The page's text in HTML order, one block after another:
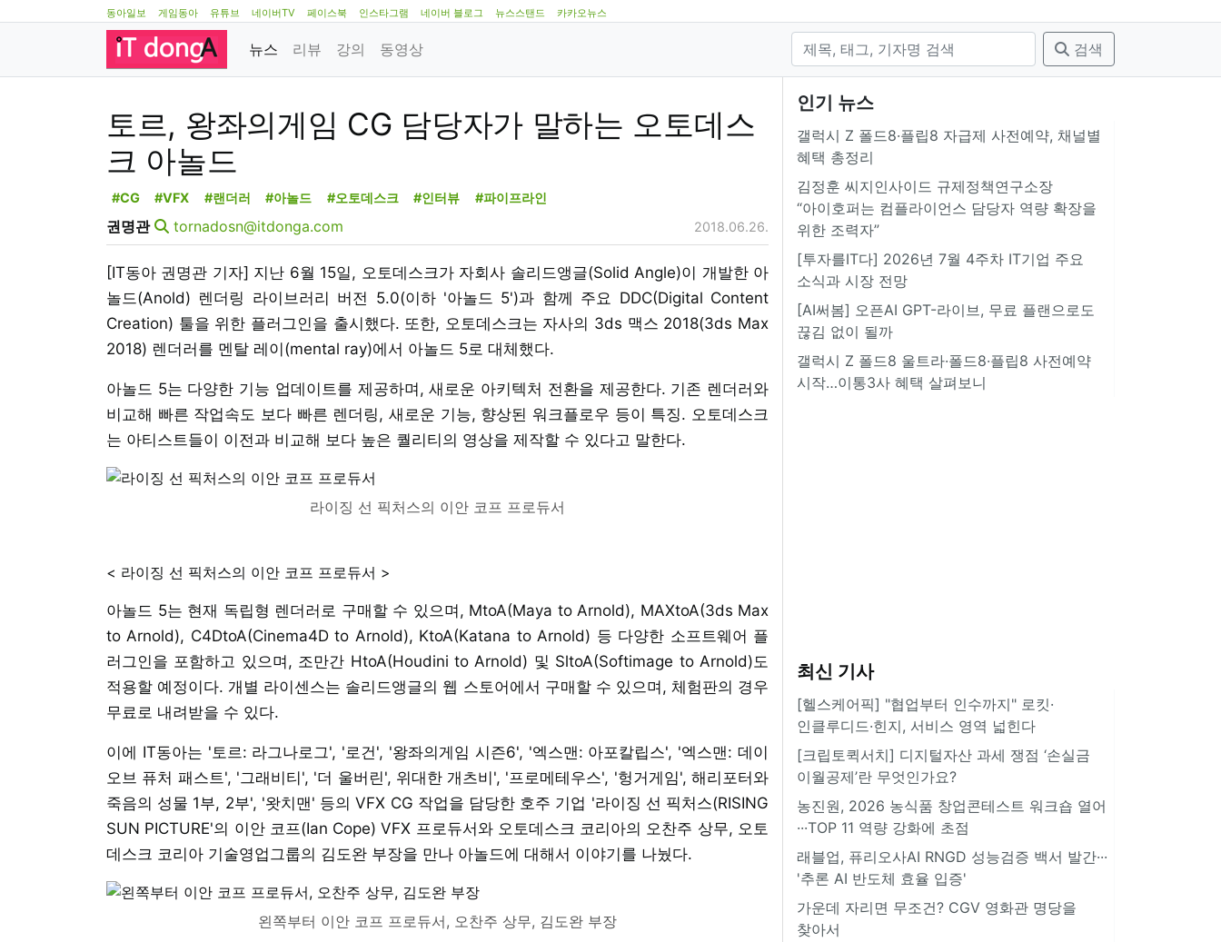
동아일보 게임동아 유튜브 네이버TV 페이스북 인스타그램 네이버 블로그 뉴스스탠드 카카오뉴스
뉴스 리뷰 강의 동영상 검색
토르, 왕좌의게임 CG 담당자가 말하는 오토데스
크 아놀드
#CG #VFX #랜더러 #아놀드 #오토데스크 #인터뷰 #파이프라인
권명관 tornadosn@itdonga.com 2018.06.26.
[IT동아 권명관 기자] 지난 6월 15일, 오토데스크가 자회사 솔리드앵글(Solid Angle)이 개발한 아
놀드(Anold) 렌더링 라이브러리 버전 5.0(이하 '아놀드 5')과 함께 주요 DDC(Digital Content
Creation) 툴을 위한 플러그인을 출시했다. 또한, 오토데스크는 자사의 3ds 맥스 2018(3ds Max
2018) 렌더러를 멘탈 레이(mental ray)에서 아놀드 5로 대체했다.
아놀드 5는 다양한 기능 업데이트를 제공하며, 새로운 아키텍처 전환을 제공한다. 기존 렌더러와
비교해 빠른 작업속도 보다 빠른 렌더링, 새로운 기능, 향상된 워크플로우 등이 특징. 오토데스크
는 아티스트들이 이전과 비교해 보다 높은 퀄리티의 영상을 제작할 수 있다고 말한다.
라이징 선 픽처스의 이안 코프 프로듀서
< 라이징 선 픽처스의 이안 코프 프로듀서 >
아놀드 5는 현재 독립형 렌더러로 구매할 수 있으며, MtoA(Maya to Arnold), MAXtoA(3ds Max
to Arnold), C4DtoA(Cinema4D to Arnold), KtoA(Katana to Arnold) 등 다양한 소프트웨어 플
러그인을 포함하고 있으며, 조만간 HtoA(Houdini to Arnold) 및 SltoA(Softimage to Arnold)도
적용할 예정이다. 개별 라이센스는 솔리드앵글의 웹 스토어에서 구매할 수 있으며, 체험판의 경우
무료로 내려받을 수 있다.
이에 IT동아는 '토르: 라그나로그', '로건', '왕좌의게임 시즌6', '엑스맨: 아포칼립스', '엑스맨: 데이
오브 퓨처 패스트', '그래비티', '더 울버린', 위대한 개츠비', '프로메테우스', '헝거게임', 해리포터와
죽음의 성물 1부, 2부', '왓치맨' 등의 VFX CG 작업을 담당한 호주 기업 '라이징 선 픽처스(RISING
SUN PICTURE'의 이안 코프(Ian Cope) VFX 프로듀서와 오토데스크 코리아의 오찬주 상무, 오토
데스크 코리아 기술영업그룹의 김도완 부장을 만나 아놀드에 대해서 이야기를 나눴다.
왼쪽부터 이안 코프 프로듀서, 오찬주 상무, 김도완 부장
인기 뉴스
갤럭시 Z 폴드8·플립8 자급제 사전예약, 채널별
혜택 총정리
김정훈 씨지인사이드 규제정책연구소장
“아이호퍼는 컴플라이언스 담당자 역량 확장을
위한 조력자”
[투자를IT다] 2026년 7월 4주차 IT기업 주요
소식과 시장 전망
[AI써봄] 오픈AI GPT-라이브, 무료 플랜으로도
끊김 없이 될까
갤럭시 Z 폴드8 울트라·폴드8·플립8 사전예약
시작…이통3사 혜택 살펴보니
최신 기사
[헬스케어픽] "협업부터 인수까지" 로킷·
인클루디드·힌지, 서비스 영역 넓힌다
[크립토퀵서치] 디지털자산 과세 쟁점 ‘손실금
이월공제’란 무엇인가요?
농진원, 2026 농식품 창업콘테스트 워크숍 열어
···TOP 11 역량 강화에 초점
래블업, 퓨리오사AI RNGD 성능검증 백서 발간···
'추론 AI 반도체 효율 입증'
가운데 자리면 무조건? CGV 영화관 명당을
찾아서